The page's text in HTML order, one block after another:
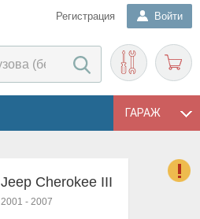
Регистрация Войти
ГАРАЖ
Jeep Cherokee III
2001 - 2007